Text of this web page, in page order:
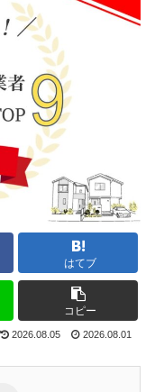
はてブ
コピー
2026.08.05 2026.08.01